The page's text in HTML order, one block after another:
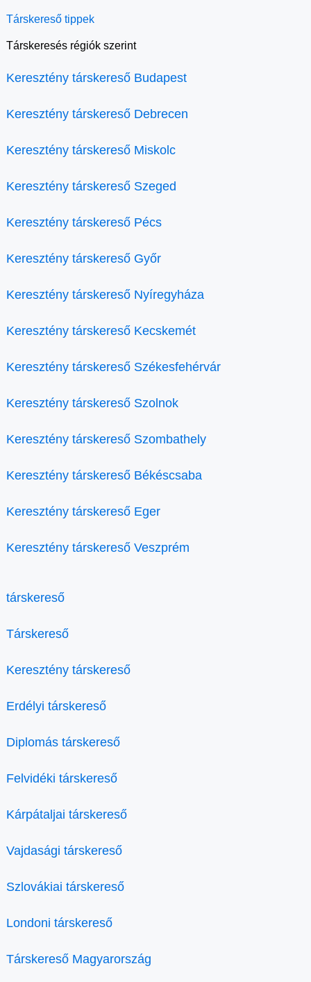
Társkereső tippek
Társkeresés régiók szerint
Keresztény társkereső Budapest
Keresztény társkereső Debrecen
Keresztény társkereső Miskolc
Keresztény társkereső Szeged
Keresztény társkereső Pécs
Keresztény társkereső Győr
Keresztény társkereső Nyíregyháza
Keresztény társkereső Kecskemét
Keresztény társkereső Székesfehérvár
Keresztény társkereső Szolnok
Keresztény társkereső Szombathely
Keresztény társkereső Békéscsaba
Keresztény társkereső Eger
Keresztény társkereső Veszprém
társkereső
Társkereső
Keresztény társkereső
Erdélyi társkereső
Diplomás társkereső
Felvidéki társkereső
Kárpátaljai társkereső
Vajdasági társkereső
Szlovákiai társkereső
Londoni társkereső
Társkereső Magyarország